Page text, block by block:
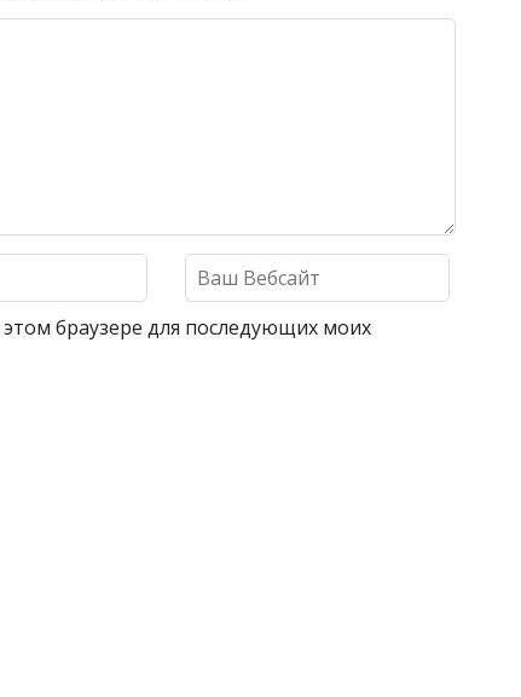
браузере для последующих моих